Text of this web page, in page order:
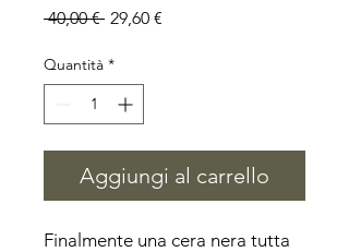
40,00 € Prezzo
29,60 €
Quantità *
Aggiungi al carrello
Finalmente una cera nera tutta